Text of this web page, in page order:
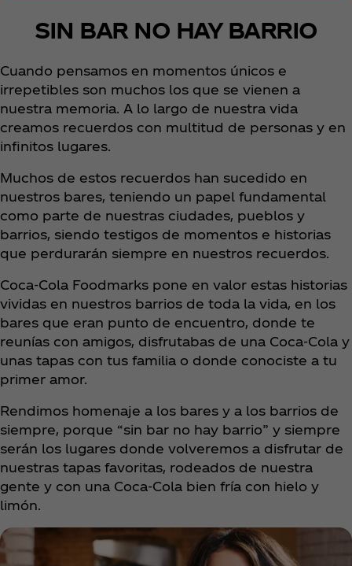
SIN BAR NO HAY BARRIO
Cuando pensamos en momentos únicos e
irrepetibles son muchos los que se vienen a
nuestra memoria. A lo largo de nuestra vida
creamos recuerdos con multitud de personas y en
infinitos lugares.
Muchos de estos recuerdos han sucedido en
nuestros bares, teniendo un papel fundamental
como parte de nuestras ciudades, pueblos y
barrios, siendo testigos de momentos e historias
que perdurarán siempre en nuestros recuerdos.
Coca‑Cola Foodmarks pone en valor estas historias
vividas en nuestros barrios de toda la vida, en los
bares que eran punto de encuentro, donde te
reunías con amigos, disfrutabas de una Coca‑Cola y
unas tapas con tus familia o donde conociste a tu
primer amor.
Rendimos homenaje a los bares y a los barrios de
siempre, porque “sin bar no hay barrio” y siempre
serán los lugares donde volveremos a disfrutar de
nuestras tapas favoritas, rodeados de nuestra
gente y con una Coca‑Cola bien fría con hielo y
limón.